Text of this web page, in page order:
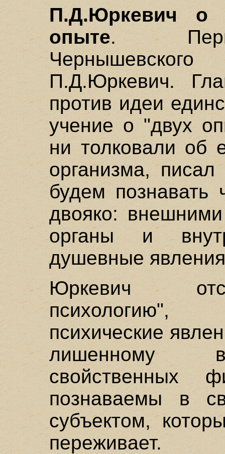
П.Д.Юркевич о
опыте.
П.Д.Юркевич.
против идеи
учение о "двух
ни толковали об
организма,
будем познавать
двояко:
органы и
душевные
Юркевич
психологию",
психические
лишенному
свойственных
познаваемы в
субъектом,
переживает.